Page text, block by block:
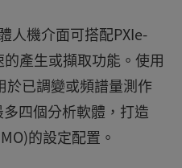
人機介面可搭配PXIe-
產生或擷取功能。使用
於已調變或頻譜量測作
四個分析軟體，打造
的設定配置。